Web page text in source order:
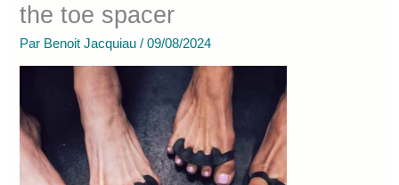
the toe spacer
Par Benoit Jacquiau/09/08/2024